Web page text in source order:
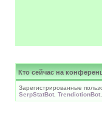
Кто сейчас на
Зарегистрированные
SerpStatBot TrendictionBot